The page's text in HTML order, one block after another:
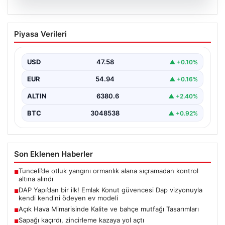
04.08.2026
DAP Yapı’dan bir ilk! Emlak Konut
güvencesi Dap vizyonuyla kendi
Piyasa Verileri
USD 47.58 ▲ +0.10%
EUR 54.94 ▲ +0.16%
ALTIN 6380.6 ▲ +2.40%
BTC 3048538 ▲ +0.92%
Son Eklenen Haberler
■Tunceli’de otluk yangını ormanlık alana sıçramadan kontrol
altına alındı
■DAP Yapı’dan bir ilk! Emlak Konut güvencesi Dap vizyonuyla
kendi kendini ödeyen ev modeli
■Açık Hava Mimarisinde Kalite ve bahçe mutfağı Tasarımları
■Sapağı kaçırdı, zincirleme kazaya yol açtı